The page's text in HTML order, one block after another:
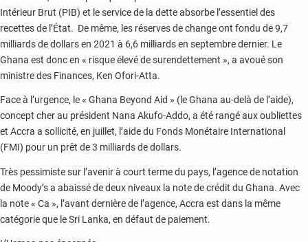
Intérieur Brut (PIB) et le service de la dette absorbe l’essentiel des
recettes de l’État. De même, les réserves de change ont fondu de 9,7
milliards de dollars en 2021 à 6,6 milliards en septembre dernier. Le
Ghana est donc en « risque élevé de surendettement », a avoué son
ministre des Finances, Ken Ofori-Atta.
Face à l’urgence, le « Ghana Beyond Aid » (le Ghana au-delà de l’aide),
concept cher au président Nana Akufo-Addo, a été rangé aux oubliettes
et Accra a sollicité, en juillet, l’aide du Fonds Monétaire International
(FMI) pour un prêt de 3 milliards de dollars.
Très pessimiste sur l’avenir à court terme du pays, l’agence de notation
de Moody’s a abaissé de deux niveaux la note de crédit du Ghana. Avec
la note « Ca », l’avant dernière de l’agence, Accra est dans la même
catégorie que le Sri Lanka, en défaut de paiement.